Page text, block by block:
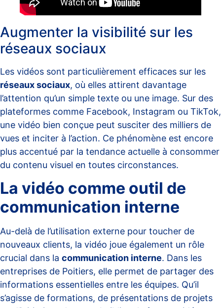
Augmenter la visibilité sur les
réseaux sociaux
Les vidéos sont particulièrement efficaces sur les
réseaux sociaux, où elles attirent davantage
l’attention qu’un simple texte ou une image. Sur des
plateformes comme Facebook, Instagram ou TikTok,
une vidéo bien conçue peut susciter des milliers de
vues et inciter à l’action. Ce phénomène est encore
plus accentué par la tendance actuelle à consommer
du contenu visuel en toutes circonstances.
La vidéo comme outil de
communication interne
Au-delà de l’utilisation externe pour toucher de
nouveaux clients, la vidéo joue également un rôle
crucial dans la communication interne. Dans les
entreprises de Poitiers, elle permet de partager des
informations essentielles entre les équipes. Qu’il
s’agisse de formations, de présentations de projets